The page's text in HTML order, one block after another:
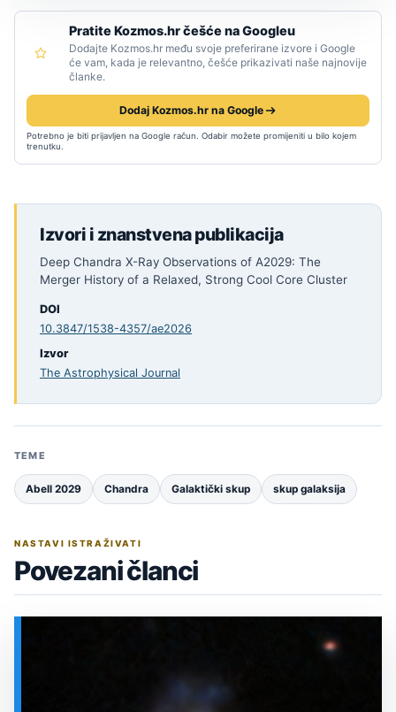
Pratite Kozmos.hr češće na Googleu
Dodajte Kozmos.hr među svoje preferirane izvore i Google
će vam, kada je relevantno, češće prikazivati naše najnovije
članke.
Dodaj Kozmos.hr na Google
Potrebno je biti prijavljen na Google račun. Odabir možete promijeniti u bilo kojem
trenutku.
Izvori i znanstvena publikacija
Deep Chandra X-Ray Observations of A2029: The
Merger History of a Relaxed, Strong Cool Core Cluster
DOI
10.3847/1538-4357/ae2026
Izvor
The Astrophysical Journal
TEME
Abell 2029 Chandra Galaktički skup skup galaksija
NASTAVI ISTRAŽIVATI
Povezani članci